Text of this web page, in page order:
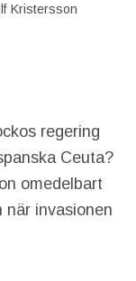
Kristersson
regering
Ceuta?
omedelbart
när invasionen